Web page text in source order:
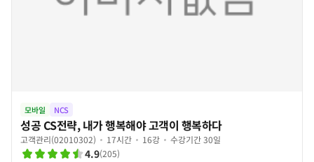
모바일 NCS
성공 CS전략, 내가 행복해야 고객이 행복하다
고객관리(02010302) 17시간 16강 수강기간 30일
4.9(205)